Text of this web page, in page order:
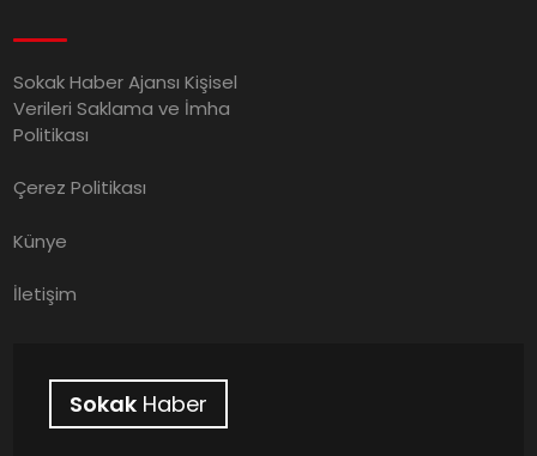
Sokak Haber Ajansı Kişisel
Verileri Saklama ve İmha
Politikası
Çerez Politikası
Künye
İletişim
Sokak Haber